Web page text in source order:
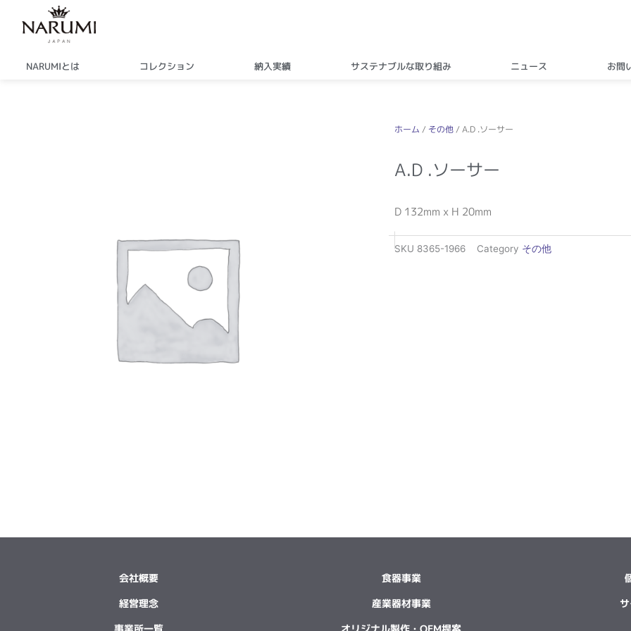
NARUMIとは コレクション 納入実績 サステナブルな取り組み ニュース お問
ホーム / その他 / A.D .ソーサー
A.D .ソーサー
D 132mm x H 20mm
SKU 8365-1966 Category その他
会社概要
経営理念
事業所一覧
食器事業
産業器材事業
オリジナル製作・OEM提案